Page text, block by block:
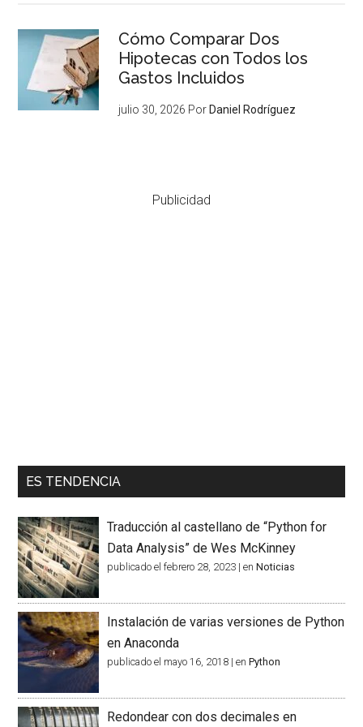
Cómo Comparar Dos
Hipotecas con Todos los
Gastos Incluidos
julio 30, 2026 Por Daniel Rodríguez
Publicidad
ES TENDENCIA
Traducción al castellano de “Python for
Data Analysis” de Wes McKinney
publicado el febrero 28, 2023 |enNoticias
Instalación de varias versiones de Python
en Anaconda
publicado el mayo 16, 2018 |enPython
Redondear con dos decimales en